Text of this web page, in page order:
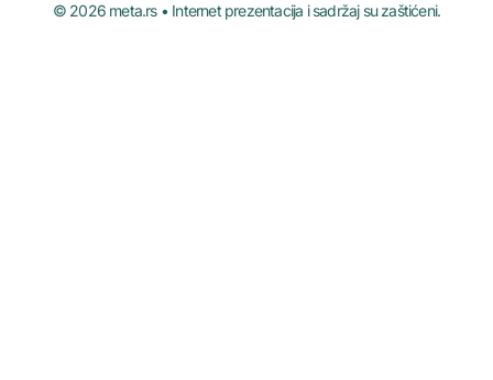
© 2026 meta.rs • Internet prezentacija i sadržaj su zaštićeni.